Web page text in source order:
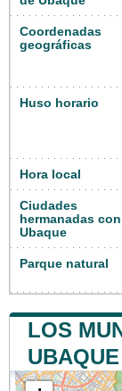
Coordenadas
geográficas
Huso horario
Hora local
Ciudades
hermanadas con
Ubaque
Parque natural
LOS
UBAQUE